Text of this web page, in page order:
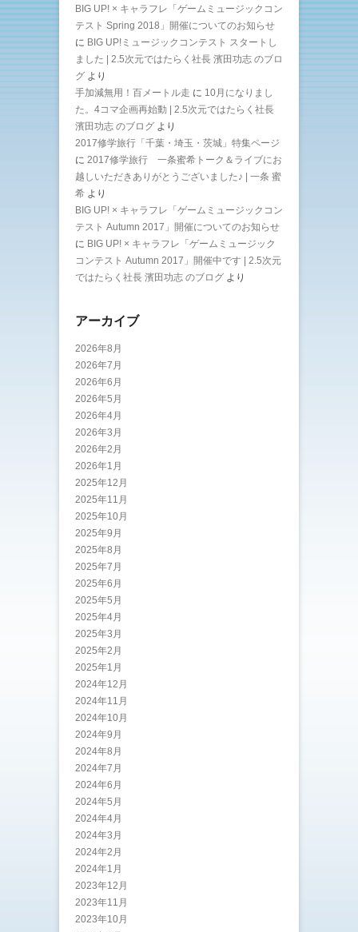
BIG UP! × キャラフレ「ゲームミュージックコン
テスト Spring 2018」開催についてのお知らせ
に BIG UP!ミュージックコンテスト スタートし
ました | 2.5次元ではたらく社長 濱田功志 のブロ
グ より
手加減無用！百メートル走 に 10月になりまし
た。4コマ企画再始動 | 2.5次元ではたらく社長
濱田功志 のブログ より
2017修学旅行「千葉・埼玉・茨城」特集ページ
に 2017修学旅行 一条蜜希トーク＆ライブにお
越しいただきありがとうございました♪ | 一条 蜜
希 より
BIG UP! × キャラフレ「ゲームミュージックコン
テスト Autumn 2017」開催についてのお知らせ
に BIG UP! × キャラフレ「ゲームミュージック
コンテスト Autumn 2017」開催中です | 2.5次元
ではたらく社長 濱田功志 のブログ より
アーカイブ
2026年8月
2026年7月
2026年6月
2026年5月
2026年4月
2026年3月
2026年2月
2026年1月
2025年12月
2025年11月
2025年10月
2025年9月
2025年8月
2025年7月
2025年6月
2025年5月
2025年4月
2025年3月
2025年2月
2025年1月
2024年12月
2024年11月
2024年10月
2024年9月
2024年8月
2024年7月
2024年6月
2024年5月
2024年4月
2024年3月
2024年2月
2024年1月
2023年12月
2023年11月
2023年10月